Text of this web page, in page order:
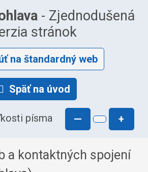
- Zjednodušená
stránok
na štandardný web
Späť na úvod
písma — +
a kontaktných spojení